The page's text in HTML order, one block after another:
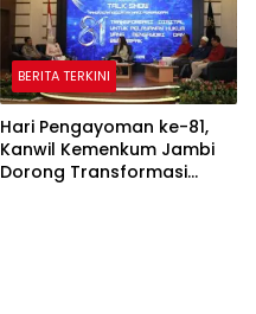
BERITA TERKINI
Hari Pengayoman ke-81,
Kanwil Kemenkum Jambi
Dorong Transformasi